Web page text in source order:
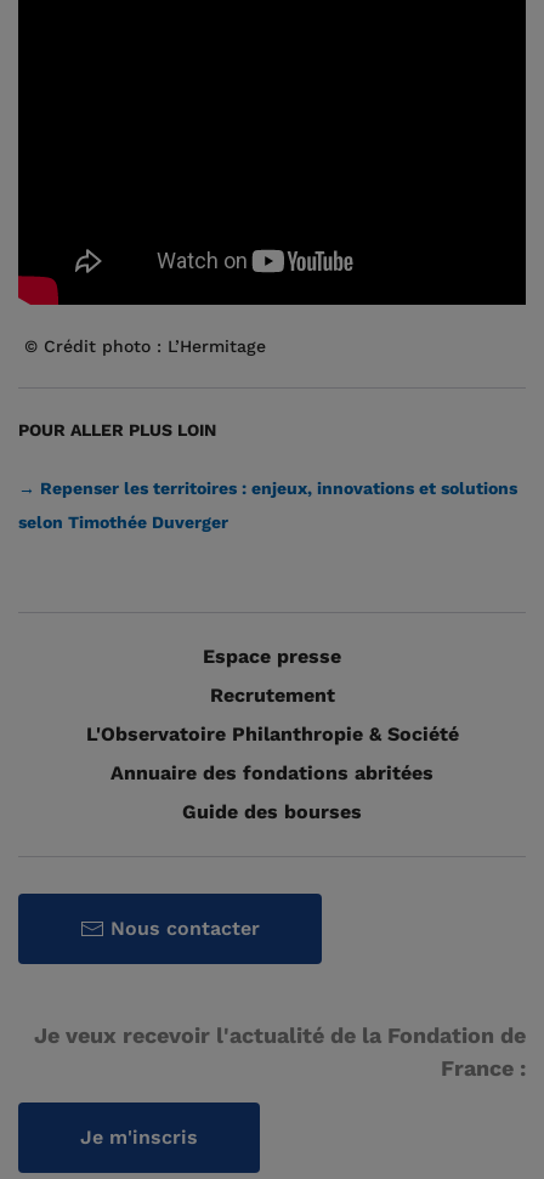
© Crédit photo : L’Hermitage
POUR ALLER PLUS LOIN
→ Repenser les territoires : enjeux, innovations et solutions
selon Timothée Duverger
Espace presse
Recrutement
L'Observatoire Philanthropie & Société
Annuaire des fondations abritées
Guide des bourses
Nous contacter
Je veux recevoir l'actualité de la Fondation de
France :
Je m'inscris